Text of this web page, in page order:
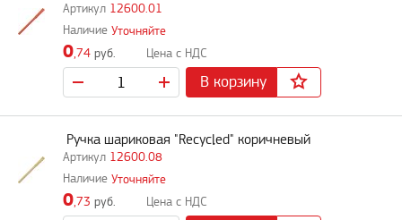
12600.01
Уточняйте
0,74 руб.
В корзину
12600.08
Ручка шариковая "Recycled" коричневый
Уточняйте
0,73 руб.